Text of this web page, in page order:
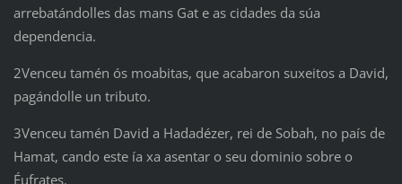
arrebatándolles das mans Gat e as cidades da súa
dependencia.
2Venceu tamén ós moabitas, que acabaron suxeitos a David,
pagándolle un tributo.
3Venceu tamén David a Hadadézer, rei de Sobah, no país de
Hamat, cando este ía xa asentar o seu dominio sobre o
Éufrates.